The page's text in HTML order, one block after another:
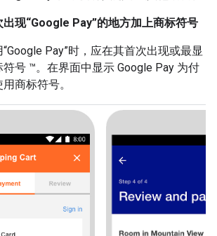
现“Google Pay”的地方加上商标符号
Pay”时，应在其首次出现或最显
号 ™。在界面中显示 Google Pay 为付
商标符号。